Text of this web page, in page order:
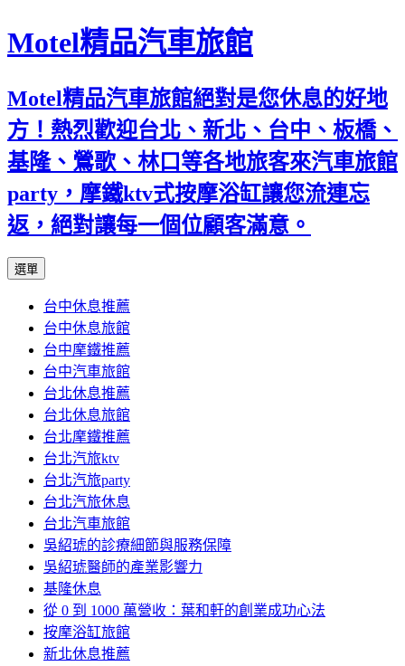
Motel精品汽車旅館
Motel精品汽車旅館絕對是您休息的好地
方！熱烈歡迎台北、新北、台中、板橋、
基隆、鶯歌、林口等各地旅客來汽車旅館
party，摩鐵ktv式按摩浴缸讓您流連忘
返，絕對讓每一個位顧客滿意。
選單
內
容
台中休息推薦
台中休息旅館
台中摩鐵推薦
台中汽車旅館
台北休息推薦
台北休息旅館
台北摩鐵推薦
台北汽旅ktv
台北汽旅party
台北汽旅休息
台北汽車旅館
吳紹琥的診療細節與服務保障
吳紹琥醫師的產業影響力
基隆休息
從 0 到 1000 萬營收：葉和軒的創業成功心法
按摩浴缸旅館
新北休息推薦